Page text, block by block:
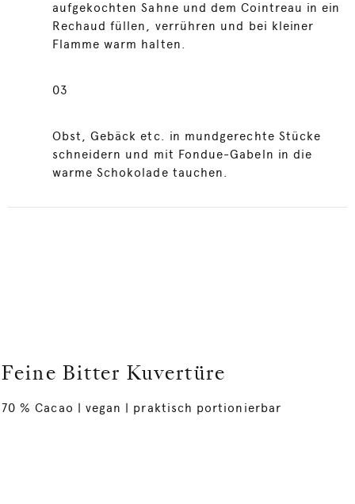
aufgekochten Sahne und dem Cointreau in ein
Rechaud füllen, verrühren und bei kleiner
Flamme warm halten.
03
Obst, Gebäck etc. in mundgerechte Stücke
schneidern und mit Fondue-Gabeln in die
warme Schokolade tauchen.
Feine Bitter Kuvertüre
70 % Cacao | vegan | praktisch portionierbar